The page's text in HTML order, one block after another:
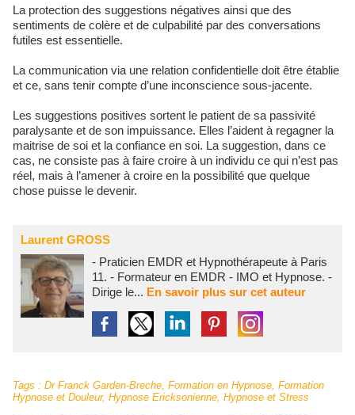
La protection des suggestions négatives ainsi que des
sentiments de colère et de culpabilité par des conversations
futiles est essentielle.
La communication via une relation confidentielle doit être établie
et ce, sans tenir compte d’une inconscience sous-jacente.
Les suggestions positives sortent le patient de sa passivité
paralysante et de son impuissance. Elles l’aident à regagner la
maitrise de soi et la confiance en soi. La suggestion, dans ce
cas, ne consiste pas à faire croire à un individu ce qui n’est pas
réel, mais à l’amener à croire en la possibilité que quelque
chose puisse le devenir.
Laurent GROSS
- Praticien EMDR et Hypnothérapeute à Paris
11. - Formateur en EMDR - IMO et Hypnose. -
Dirige le... En savoir plus sur cet auteur
Tags : Dr Franck Garden-Breche, Formation en Hypnose, Formation
Hypnose et Douleur, Hypnose Ericksonienne, Hypnose et Stress